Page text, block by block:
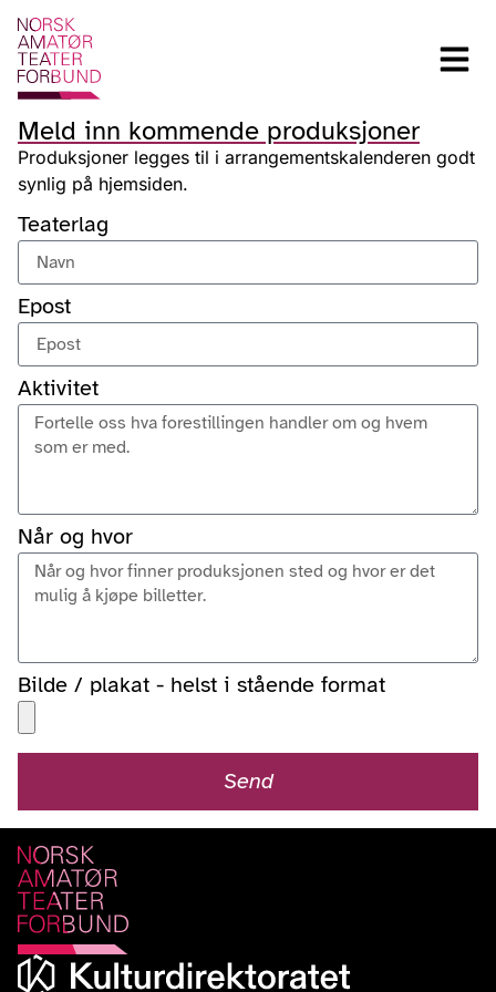
Meld inn kommende produksjoner
Produksjoner legges til i arrangementskalenderen godt
synlig på hjemsiden.
Teaterlag
Epost
Aktivitet
Når og hvor
Bilde / plakat - helst i stående format
Send